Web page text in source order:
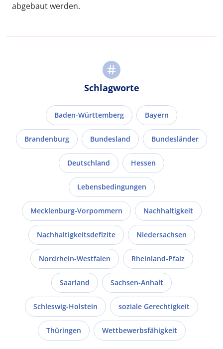
abgebaut werden.
Schlagworte
Baden-Württemberg Bayern
Brandenburg Bundesland Bundesländer
Deutschland Hessen
Lebensbedingungen
Mecklenburg-Vorpommern Nachhaltigkeit
Nachhaltigkeitsdefizite Niedersachsen
Nordrhein-Westfalen Rheinland-Pfalz
Saarland Sachsen-Anhalt
Schleswig-Holstein soziale Gerechtigkeit
Thüringen Wettbewerbsfähigkeit